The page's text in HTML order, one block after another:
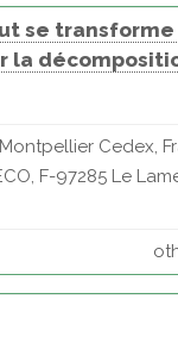
se
Cedex,
F-97285 Le